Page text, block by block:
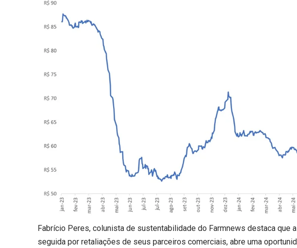
Fabrício Peres, colunista de sustentabilidade do Farmnews destaca que
seguida por retaliações de seus parceiros comerciais, abre uma